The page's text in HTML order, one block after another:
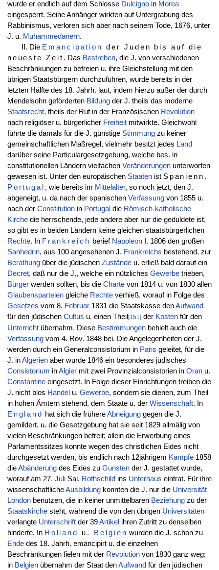
wurde er endlich auf dem Schlosse Dulcignoin Morea
eingesperrt. Seine Anhänger wirkten auf Untergrabung des
Rabbinismus, verloren sich aber nach seinem Tode, 1676, unter
J. u. Muhammedanern.
II. Die Emancipation
der Juden bis auf die
neueste Zeit . Das Bestreben, die J. von verschiedenen
Beschränkungen zu befreien u. ihre Gleichstellung mit den
übrigen Staatsbürgern durchzuführen, wurde bereits in der
letzten Hälfte des 18. Jahrh. laut, indem hierzu außer der durch
Mendelsohn geförderten Bildungder J. theils das moderne
Staatsrecht, theils der Ruf in der Französischen Revolution
nach religiöser u. bürgerlicher Freiheitmitwirkte. Gleichwohl
führte die damals für die J. günstige Stimmungzu keiner
gemeinschaftlichen Maßregel, vielmehr besitzt jedes Land
darüber seine Particulargesetzgebung, welche bes. in
constitutionellen Ländern vielfachen Veränderungenunterworfen
gewesen ist. Unter den europäischen Staatenist Spanienn.
Portugal , wie bereits im Mittelalter, so noch jetzt, den J.
abgeneigt, u. da nach der spanischen Verfassungvon 1855 u.
nach der Constitutionin Portugal die Römisch-katholische
Kirchedie herrschende, jede andere aber nur die geduldete ist,
so gibt es in beiden Ländern keine gleichen staatsbürgerlichen
Rechte. In Frankreich berief Napoleon I. 1806 den großen
Sanhedrin, aus 100 angesehenen J. Frankreichs bestehend, zur
Berathungüber die jüdischen Zuständeu. erließ bald darauf ein
Decret, daß nur die J., welche ein nützliches Gewerbetrieben,
Bürgerwerden sollten, bis die Chartevon 1814 u. von 1830 allen
Glaubensparteiengleiche Rechteverhieß, worauf in Folge des
Gesetzes vom 8. Februar1831 die Staatskasse denAufwand
für den jüdischen Cultus u. einen Theil [151]der Kostenfür den
Unterrichtübernahm. Diese Bestimmungenbehielt auch die
Verfassungvom 4. Rov. 1848 bei. Die Angelegenheiten der J.
werden durch ein Generalconsistorium in Paris geleitet, für die
J. inAlgerienaber wurde 1846 ein besonderes jüdisches
Consistorium inAlgiermit zwei Provinzialconsistorien in Oranu.
Constantineeingesetzt. In Folge dieser Einrichtungen treiben die
J. nicht blos Handel u. Gewerbe, sondern sie dienen, zum Theil
in hohen Ämtern stehend, dem Staate u. der Wissenschaft. In
England
hat sich die frühereAbneigung gegen die J.
gemildert, u. die Gesetzgebung hat sie seit 1829 allmälig von
vielen Beschränkungen befreit; allein die Erwerbung eines
Parlamentssitzes konnte wegen des christlichen Eides nicht
durchgesetzt werden, bis endlich nach 12jährigem Kampfe1858
dieAbänderungdes Eides zu Gunstender J. gestattet wurde,
worauf am 27. JuliSal. Rothschild ins Unterhaus eintrat. Für ihre
wissenschaftlicheAusbildungkonnten die J. nur die Universität
Londonbenutzen, die in keiner unmittelbaren Beziehungzu der
Staatskirchesteht, während die von den übrigen Universitäten
verlangte Unterschriftder 39Artikel ihren Zutritt zu denselben
hinderte. In Holland u. Belgien wurden die J. schon zu
Endedes 18. Jahrh. emancipirt u. die einzelnen
Beschränkungen fielen mit der Revolutionvon 1830 ganz weg;
in Belgienübernahm der Staat denAufwand für den jüdischen